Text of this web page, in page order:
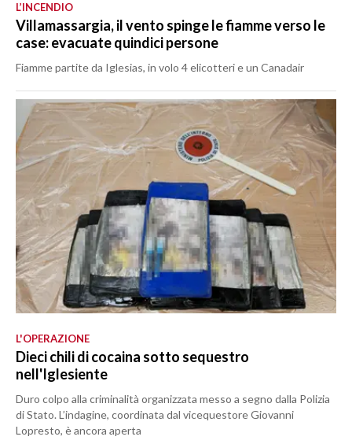
L’INCENDIO
Villamassargia, il vento spinge le fiamme verso le
case: evacuate quindici persone
Fiamme partite da Iglesias, in volo 4 elicotteri e un Canadair
L'OPERAZIONE
Dieci chili di cocaina sotto sequestro
nell'Iglesiente
Duro colpo alla criminalità organizzata messo a segno dalla Polizia
di Stato. L’indagine, coordinata dal vicequestore Giovanni
Lopresto, è ancora aperta